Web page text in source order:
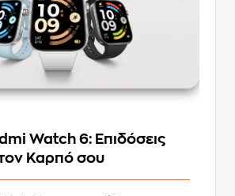
Watch 6: Επιδόσεις
Καρπό σου